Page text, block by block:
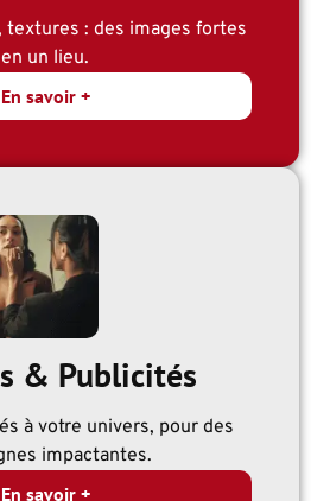
textures : des images fortes
en un lieu.
En savoir +
& Publicités
à votre univers, pour des
impactantes.
En savoir +